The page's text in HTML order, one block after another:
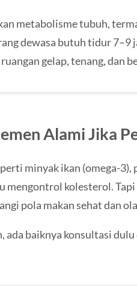
metabolisme tubuh,
dewasa butuh tidur 7–9
gelap, tenang, dan
Alami Jika
minyak ikan (omega-
mengontrol kolesterol.
pola makan sehat dan
ada baiknya konsultasi